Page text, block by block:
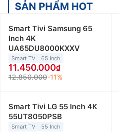
SẢN PHẨM HOT
Smart Tivi Samsung 65
Inch 4K
UA65DU8000KXXV
Smart TV 65 Inch
11.450.000
12.850.000-11%
Smart Tivi LG 55 Inch 4K
55UT8050PSB
Smart TV 55 Inch